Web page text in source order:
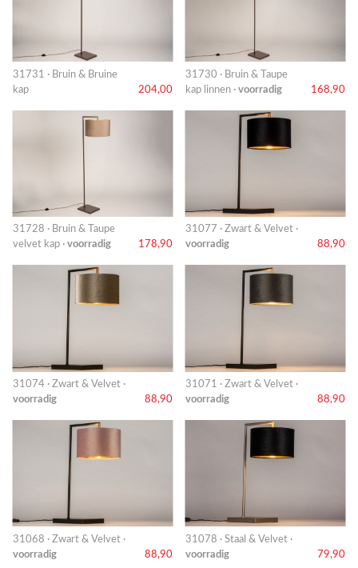
31731 · Bruin & Bruine
kap
204,00
31730 · Bruin & Taupe
kap linnen · voorradig 168,90
31728 · Bruin & Taupe
velvet kap · voorradig 178,90
31077 · Zwart & Velvet ·
voorradig
88,90
31074 · Zwart & Velvet ·
voorradig
88,90
31071 · Zwart & Velvet ·
voorradig
88,90
31068 · Zwart & Velvet ·
voorradig
88,90
31078 · Staal & Velvet ·
voorradig
79,90